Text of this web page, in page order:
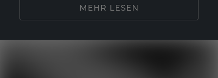
MEHR LESEN